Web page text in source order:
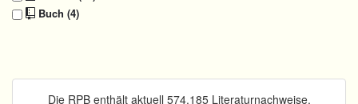
Buch (4)
Die RPB enthält aktuell 574.185 Literaturnachweise.